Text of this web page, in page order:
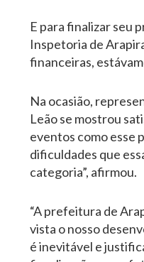
E para finalizar seu
Inspetoria de
financeiras,
Na ocasião,
Leão se mostrou
eventos como esse
dificuldades que
categoria”, afirmou.
“A prefeitura de
vista o nosso
é inevitável e